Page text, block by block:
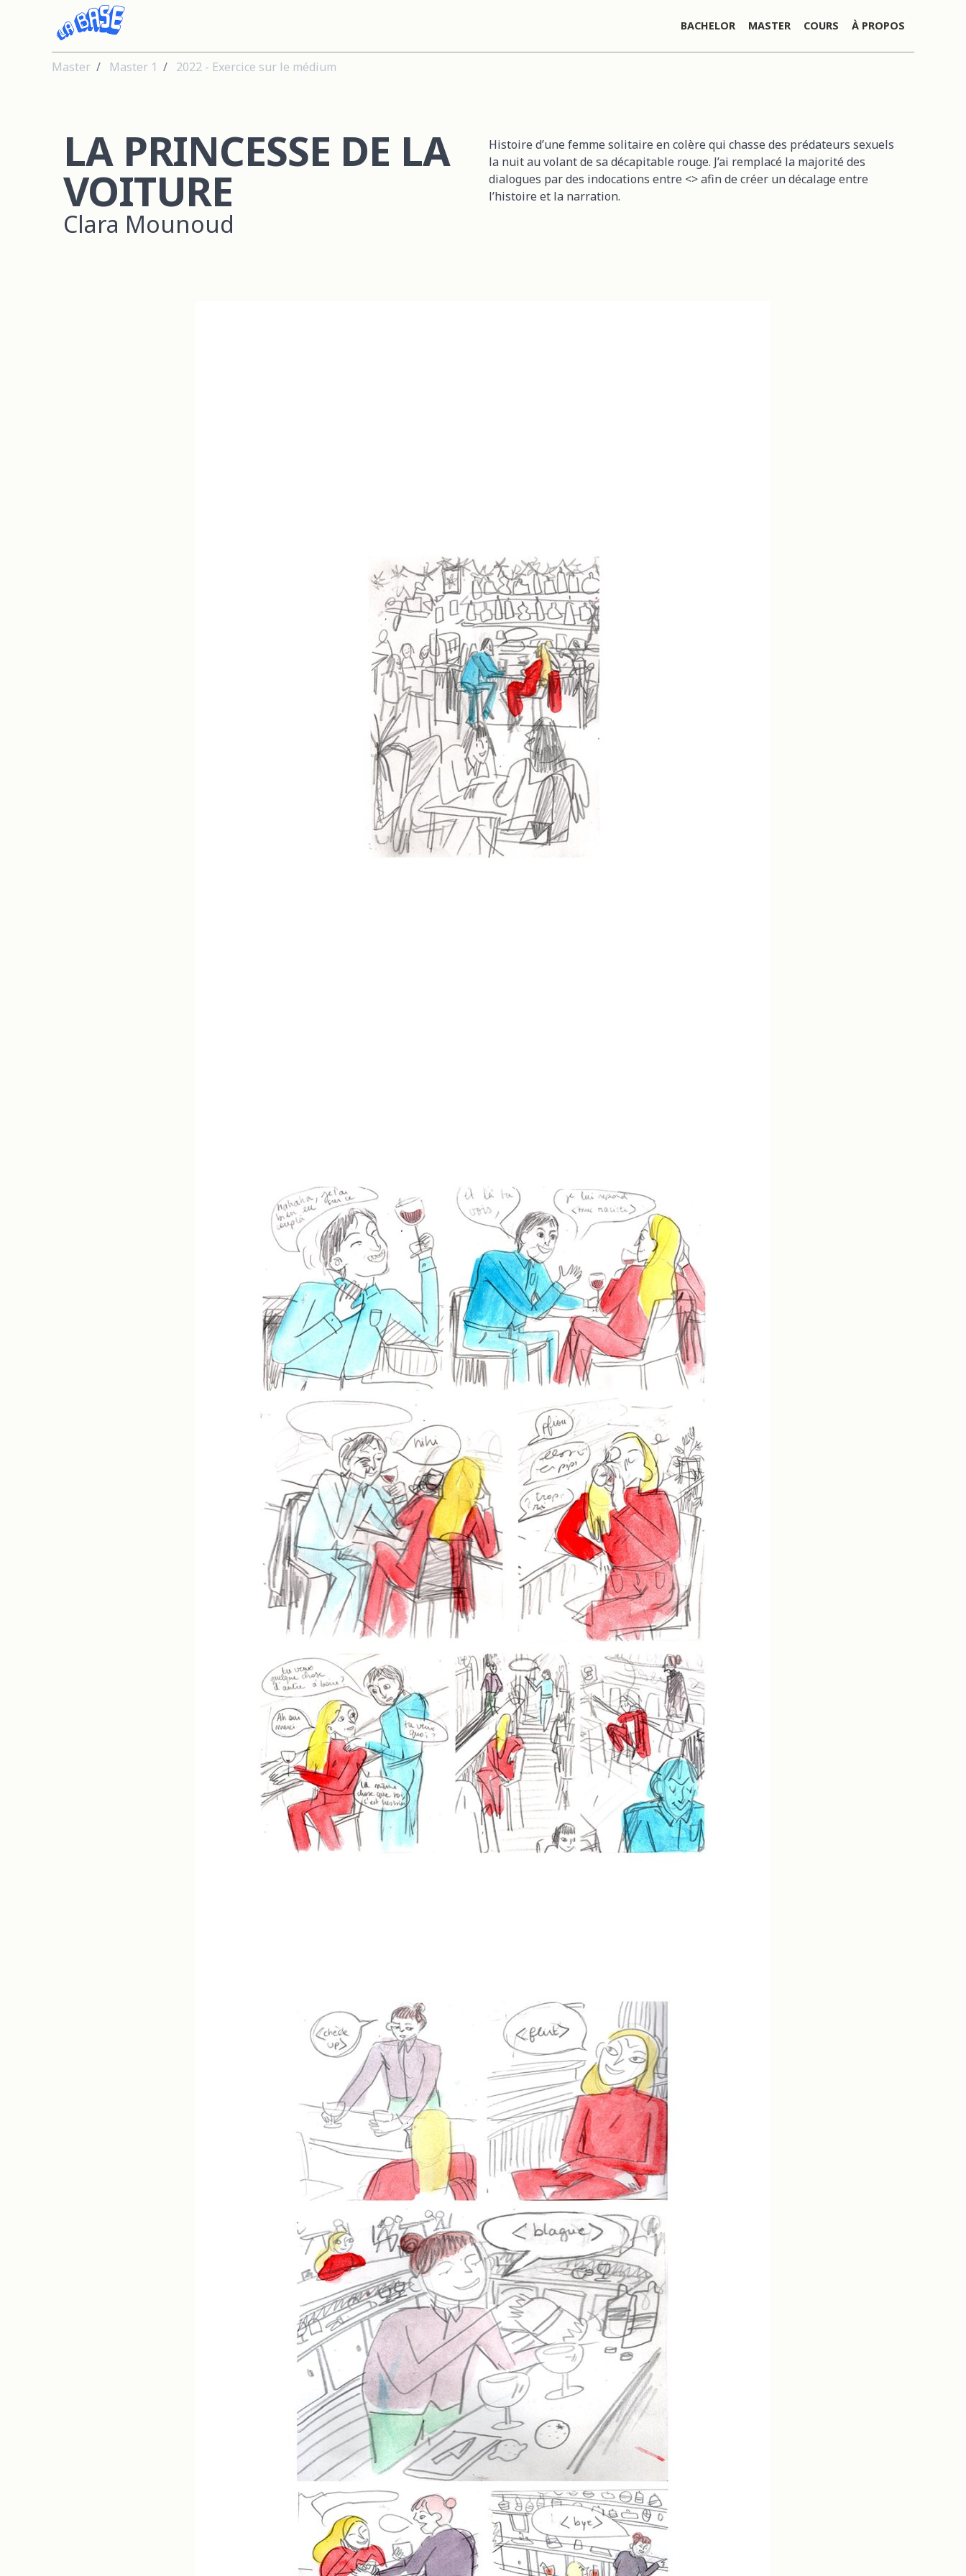
BACHELOR MASTER COURS À PROPOS
Master Master 1 2022 - Exercice sur le médium
LA PRINCESSE DE LA
VOITURE
Clara Mounoud
Histoire d’une femme solitaire en colère qui chasse des prédateurs sexuels
la nuit au volant de sa décapitable rouge. J’ai remplacé la majorité des
dialogues par des indocations entre <> afin de créer un décalage entre
l’histoire et la narration.